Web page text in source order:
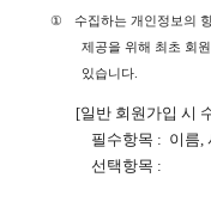
① 수집하는 개인정보의
제공을 위해 최초 회
있습니다
[일반 회원가입 시
필수항목 : 이름,
선택항목 :